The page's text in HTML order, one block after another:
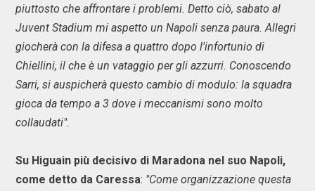
piuttosto che affrontare i problemi. Detto ciò, sabato al
Juvent Stadium mi aspetto un Napoli senza paura. Allegri
giocherà con la difesa a quattro dopo l'infortunio di
Chiellini, il che è un vataggio per gli azzurri. Conoscendo
Sarri, si auspicherà questo cambio di modulo: la squadra
gioca da tempo a 3 dove i meccanismi sono molto
collaudati".
Su Higuain più decisivo di Maradona nel suo Napoli,
come detto da Caressa: "Come organizzazione questa